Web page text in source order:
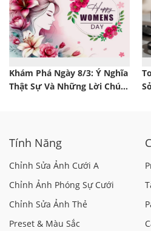
Khám Phá Ngày 8/3: Ý Nghĩa
Thật Sự Và Những Lời Chúc
Tính Năng
Chỉnh Sửa Ảnh Cưới A
Chỉnh Ảnh Phóng Sự Cưới
Chỉnh Sửa Ảnh Thẻ
Preset & Màu Sắc